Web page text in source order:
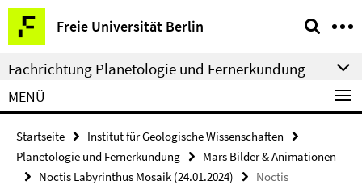
Springe
direkt
zu
Inhalt
Freie Universität Berlin
Service-
Navigation
Fachrichtung Planetologie und Fernerkundung
MENÜ
Startseite
Institut für Geologische Wissenschaften
Planetologie und Fernerkundung
Mars Bilder & Animationen
Noctis Labyrinthus Mosaik (24.01.2024)
Noctis